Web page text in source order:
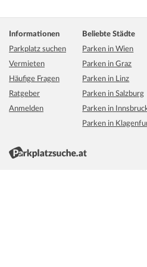
Informationen
Parkplatz suchen
Vermieten
Häufige Fragen
Ratgeber
Anmelden
Beliebte Städte
Parken in Wien
Parken in Graz
Parken in Linz
Parken in Salzburg
Parken in
Parken in